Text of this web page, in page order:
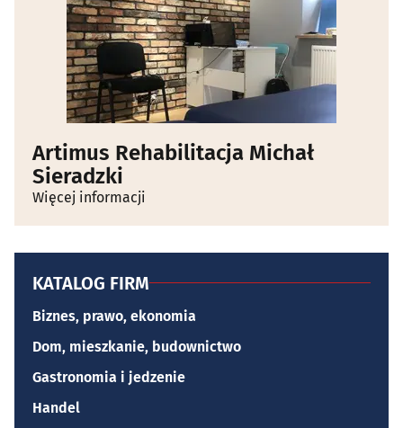
Artimus Rehabilitacja Michał
Sieradzki
Więcej informacji
KATALOG FIRM
Biznes, prawo, ekonomia
Dom, mieszkanie, budownictwo
Gastronomia i jedzenie
Handel